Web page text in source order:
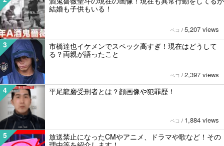
結婚も子供もいる！
ペコ / 5,207 views
3
市橋達也イケメンでスペック高すぎ！現在はどうして
る？両親が語ったこと
ペコ / 2,397 views
4 平尾龍磨受刑者とは？顔画像や犯罪歴！
ペコ / 1,884 views
5
放送禁止になったCMやアニメ、ドラマや歌など！その